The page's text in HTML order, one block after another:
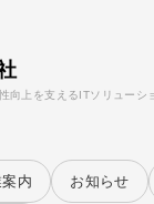
向上を支えるITソリューシ
内 お知らせ